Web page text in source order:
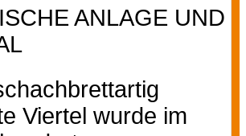
ANLAGE UND
Viertel wurde im